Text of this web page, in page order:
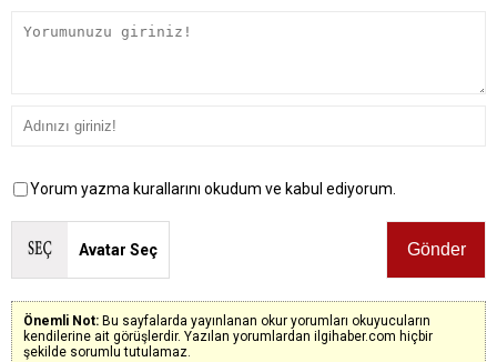
Yorum yazma kurallarını okudum ve kabul ediyorum.
Avatar Seç
Önemli Not: Bu sayfalarda yayınlanan okur yorumları okuyucuların
kendilerine ait görüşlerdir. Yazılan yorumlardan ilgihaber.com hiçbir
şekilde sorumlu tutulamaz.